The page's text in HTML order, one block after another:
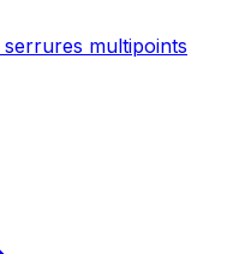
multipoints